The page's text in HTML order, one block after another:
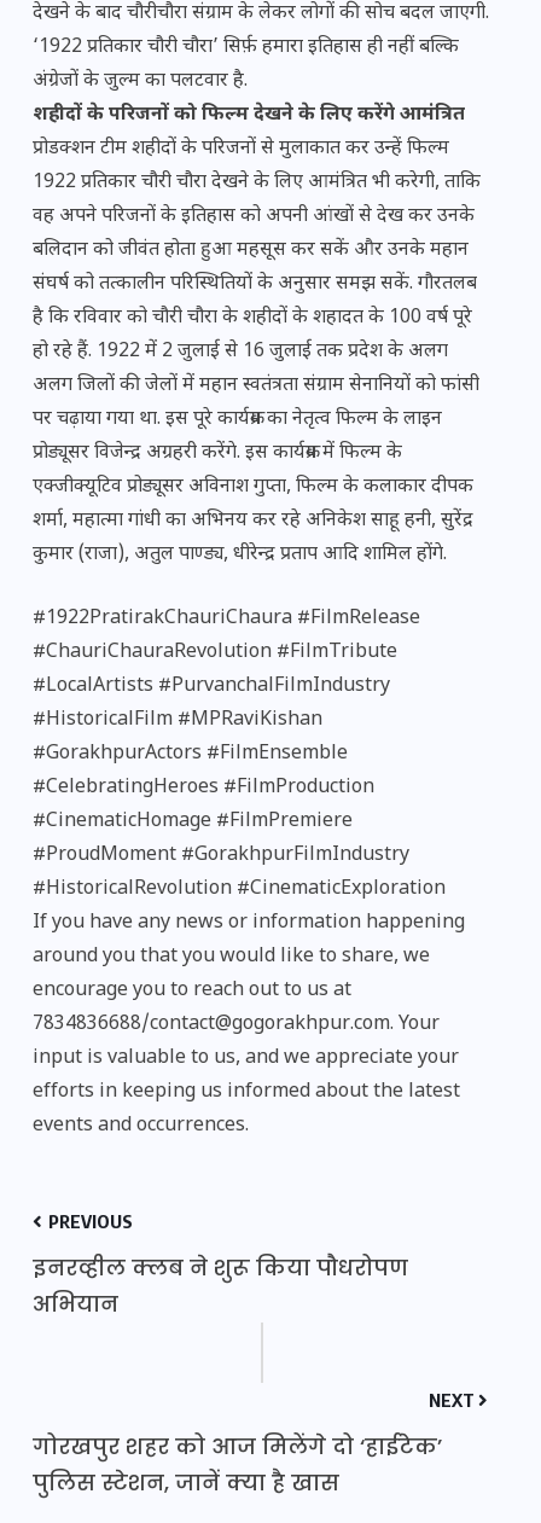
देखने के बाद चौरीचौरा संग्राम के लेकर लोगों की सोच बदल जाएगी.
‘1922 प्रतिकार चौरी चौरा’ सिर्फ़ हमारा इतिहास ही नहीं बल्कि
अंग्रेजों के जुल्म का पलटवार है.
शहीदों के परिजनों को फिल्म देखने के लिए करेंगे आमंत्रित
प्रोडक्शन टीम शहीदों के परिजनों से मुलाकात कर उन्हें फिल्म
1922 प्रतिकार चौरी चौरा देखने के लिए आमंत्रित भी करेगी, ताकि
वह अपने परिजनों के इतिहास को अपनी आंखों से देख कर उनके
बलिदान को जीवंत होता हुआ महसूस कर सकें और उनके महान
संघर्ष को तत्कालीन परिस्थितियों के अनुसार समझ सकें. गौरतलब
है कि रविवार को चौरी चौरा के शहीदों के शहादत के 100 वर्ष पूरे
हो रहे हैं. 1922 में 2 जुलाई से 16 जुलाई तक प्रदेश के अलग
अलग जिलों की जेलों में महान स्वतंत्रता संग्राम सेनानियों को फांसी
पर चढ़ाया गया था. इस पूरे कार्यक्रम का नेतृत्व फिल्म के लाइन
प्रोड्यूसर विजेन्द्र अग्रहरी करेंगे. इस कार्यक्रम में फिल्म के
एक्जीक्यूटिव प्रोड्यूसर अविनाश गुप्ता, फिल्म के कलाकार दीपक
शर्मा, महात्मा गांधी का अभिनय कर रहे अनिकेश साहू हनी, सुरेंद्र
कुमार (राजा), अतुल पाण्ड्य, धीरेन्द्र प्रताप आदि शामिल होंगे.
#1922PratirakChauriChaura #FilmRelease
#ChauriChauraRevolution #FilmTribute
#LocalArtists #PurvanchalFilmIndustry
#HistoricalFilm #MPRaviKishan
#GorakhpurActors #FilmEnsemble
#CelebratingHeroes #FilmProduction
#CinematicHomage #FilmPremiere
#ProudMoment #GorakhpurFilmIndustry
#HistoricalRevolution #CinematicExploration
If you have any news or information happening
around you that you would like to share, we
encourage you to reach out to us at
7834836688/contact@gogorakhpur.com. Your
input is valuable to us, and we appreciate your
efforts in keeping us informed about the latest
events and occurrences.
PREVIOUS
इनरव्हील क्लब ने शुरू किया पौधरोपण
अभियान
NEXT
गोरखपुर शहर को आज मिलेंगे दो ‘हाईटेक’
पुलिस स्टेशन, जानें क्या है खास